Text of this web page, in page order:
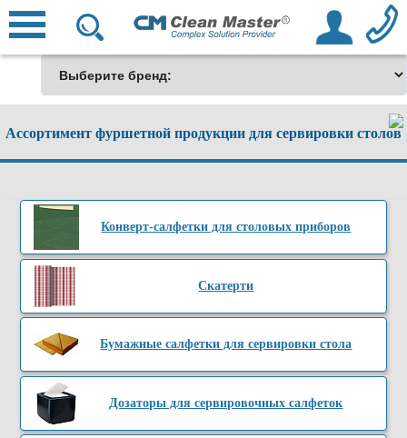
Ассортимент фуршетной продукции для сервировки столов
Конверт-салфетки для столовых приборов
Скатерти
Бумажные салфетки для сервировки стола
Дозаторы для сервировочных салфеток